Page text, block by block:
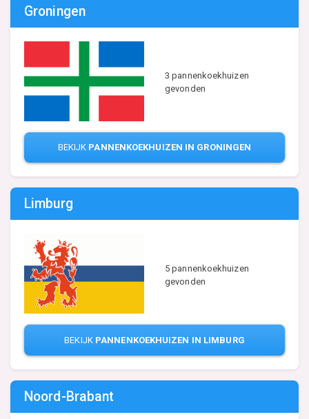
Groningen
3 pannenkoekhuizen
gevonden
BEKIJK PANNENKOEKHUIZEN IN GRONINGEN
Limburg
5 pannenkoekhuizen
gevonden
BEKIJK PANNENKOEKHUIZEN IN LIMBURG
Noord-Brabant